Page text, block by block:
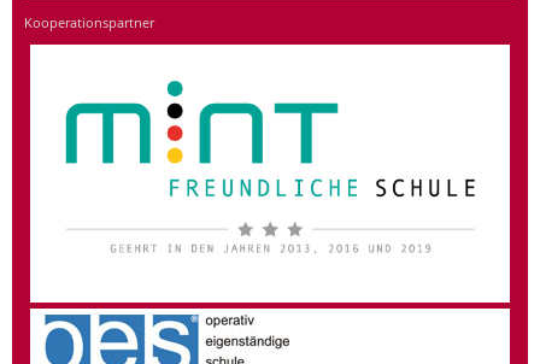
Kooperationspartner